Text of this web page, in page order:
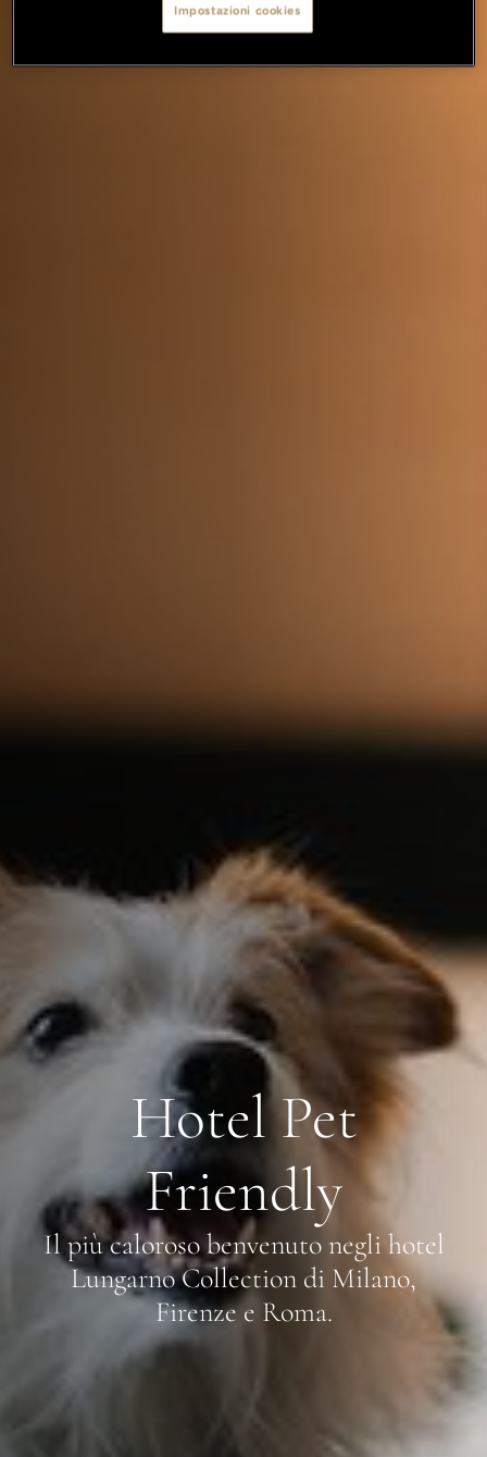
Hotel Pet
Friendly
Il più caloroso benvenuto negli hotel
Lungarno Collection di Milano,
Firenze e Roma.
Impostazioni cookies